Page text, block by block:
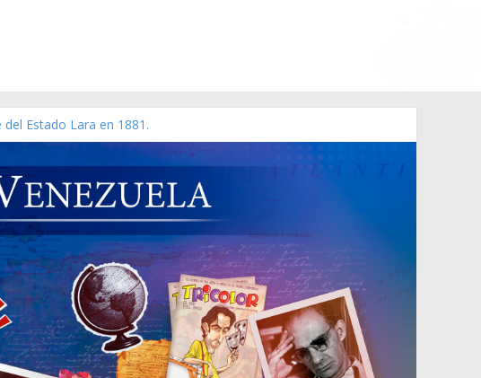
Estado Lara en 1881.
de marzo de 2006 N° 38.394